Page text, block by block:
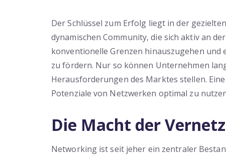
Der Schlüssel zum Erfolg liegt in der
dynamischen Community, die sich aktiv an
konventionelle Grenzen hinauszugehen und
zu fördern. Nur so können Unternehmen
Herausforderungen des Marktes stellen.
Potenziale von Netzwerken optimal zu
Die Macht der
Networking ist seit jeher ein zentraler